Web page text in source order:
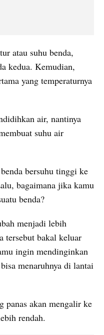
atau suhu benda,
kedua. Kemudian,
yang temperaturnya
air, nantinya
suhu air
bersuhu tinggi ke
bagaimana jika kamu
benda?
menjadi lebih
tersebut bakal keluar
ingin mendinginkan
menaruhnya di lantai
panas akan mengalir ke
rendah.